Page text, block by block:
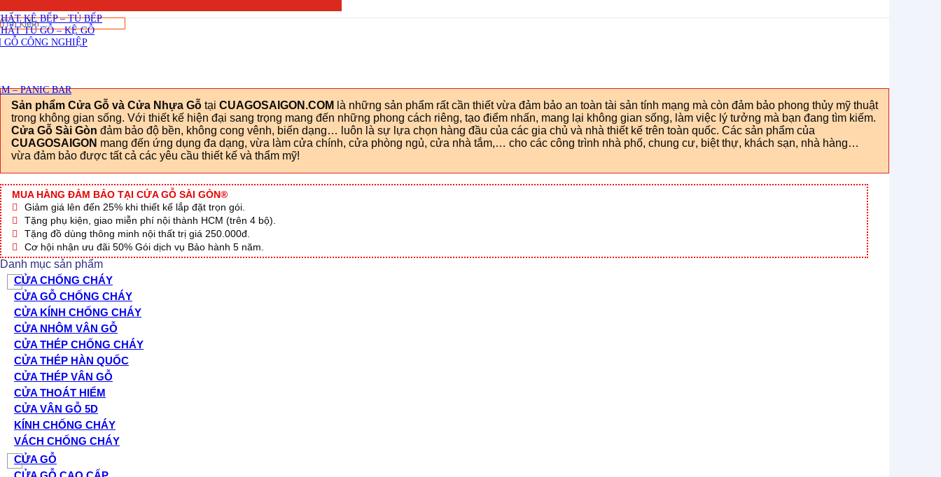
KỆ BẾP – TỦ BẾP
TỦ GỖ – KỆ GỖ
GỖ CÔNG NGHIỆP
– PANIC BAR
Tìm
kiếm:
Sản phẩm Cửa Gỗ và Cửa Nhựa Gỗ tại CUAGOSAIGON.COM là những sản phẩm rất cần thiết vừa đảm bảo an toàn tài sản tính mạng mà còn đảm bảo phong thủy mỹ thuật
trong không gian sống. Với thiết kế hiện đại sang trọng mang đến những phong cách riêng, tạo điểm nhấn, mang lại không gian sống, làm việc lý tưởng mà bạn đang tìm kiếm.
Cửa Gỗ Sài Gòn đảm bảo độ bền, không cong vênh, biến dạng… luôn là sự lựa chọn hàng đầu của các gia chủ và nhà thiết kế trên toàn quốc. Các sản phẩm của
CUAGOSAIGON mang đến ứng dụng đa dạng, vừa làm cửa chính, cửa phòng ngủ, cửa nhà tắm,… cho các công trình nhà phố, chung cư, biệt thự, khách sạn, nhà hàng…
vừa đảm bảo được tất cả các yêu cầu thiết kế và thẩm mỹ!
MUA HÀNG ĐẢM BẢO TẠI CỬA GỖ SÀI GÒN®
Giảm giá lên đến 25% khi thiết kế lắp đặt trọn gói.
Tặng phụ kiện, giao miễn phí nội thành HCM (trên 4 bộ).
Tặng đồ dùng thông minh nội thất trị giá 250.000đ.
Cơ hội nhận ưu đãi 50% Gói dịch vụ Bảo hành 5 năm.
Danh mục sản phẩm
CỬA CHỐNG CHÁY
CỬA GỖ CHỐNG CHÁY
CỬA KÍNH CHỐNG CHÁY
CỬA NHÔM VÂN GỖ
CỬA THÉP CHỐNG CHÁY
CỬA THÉP HÀN QUỐC
CỬA THÉP VÂN GỖ
CỬA THOÁT HIỂM
CỬA VÂN GỖ 5D
KÍNH CHỐNG CHÁY
VÁCH CHỐNG CHÁY
CỬA GỖ